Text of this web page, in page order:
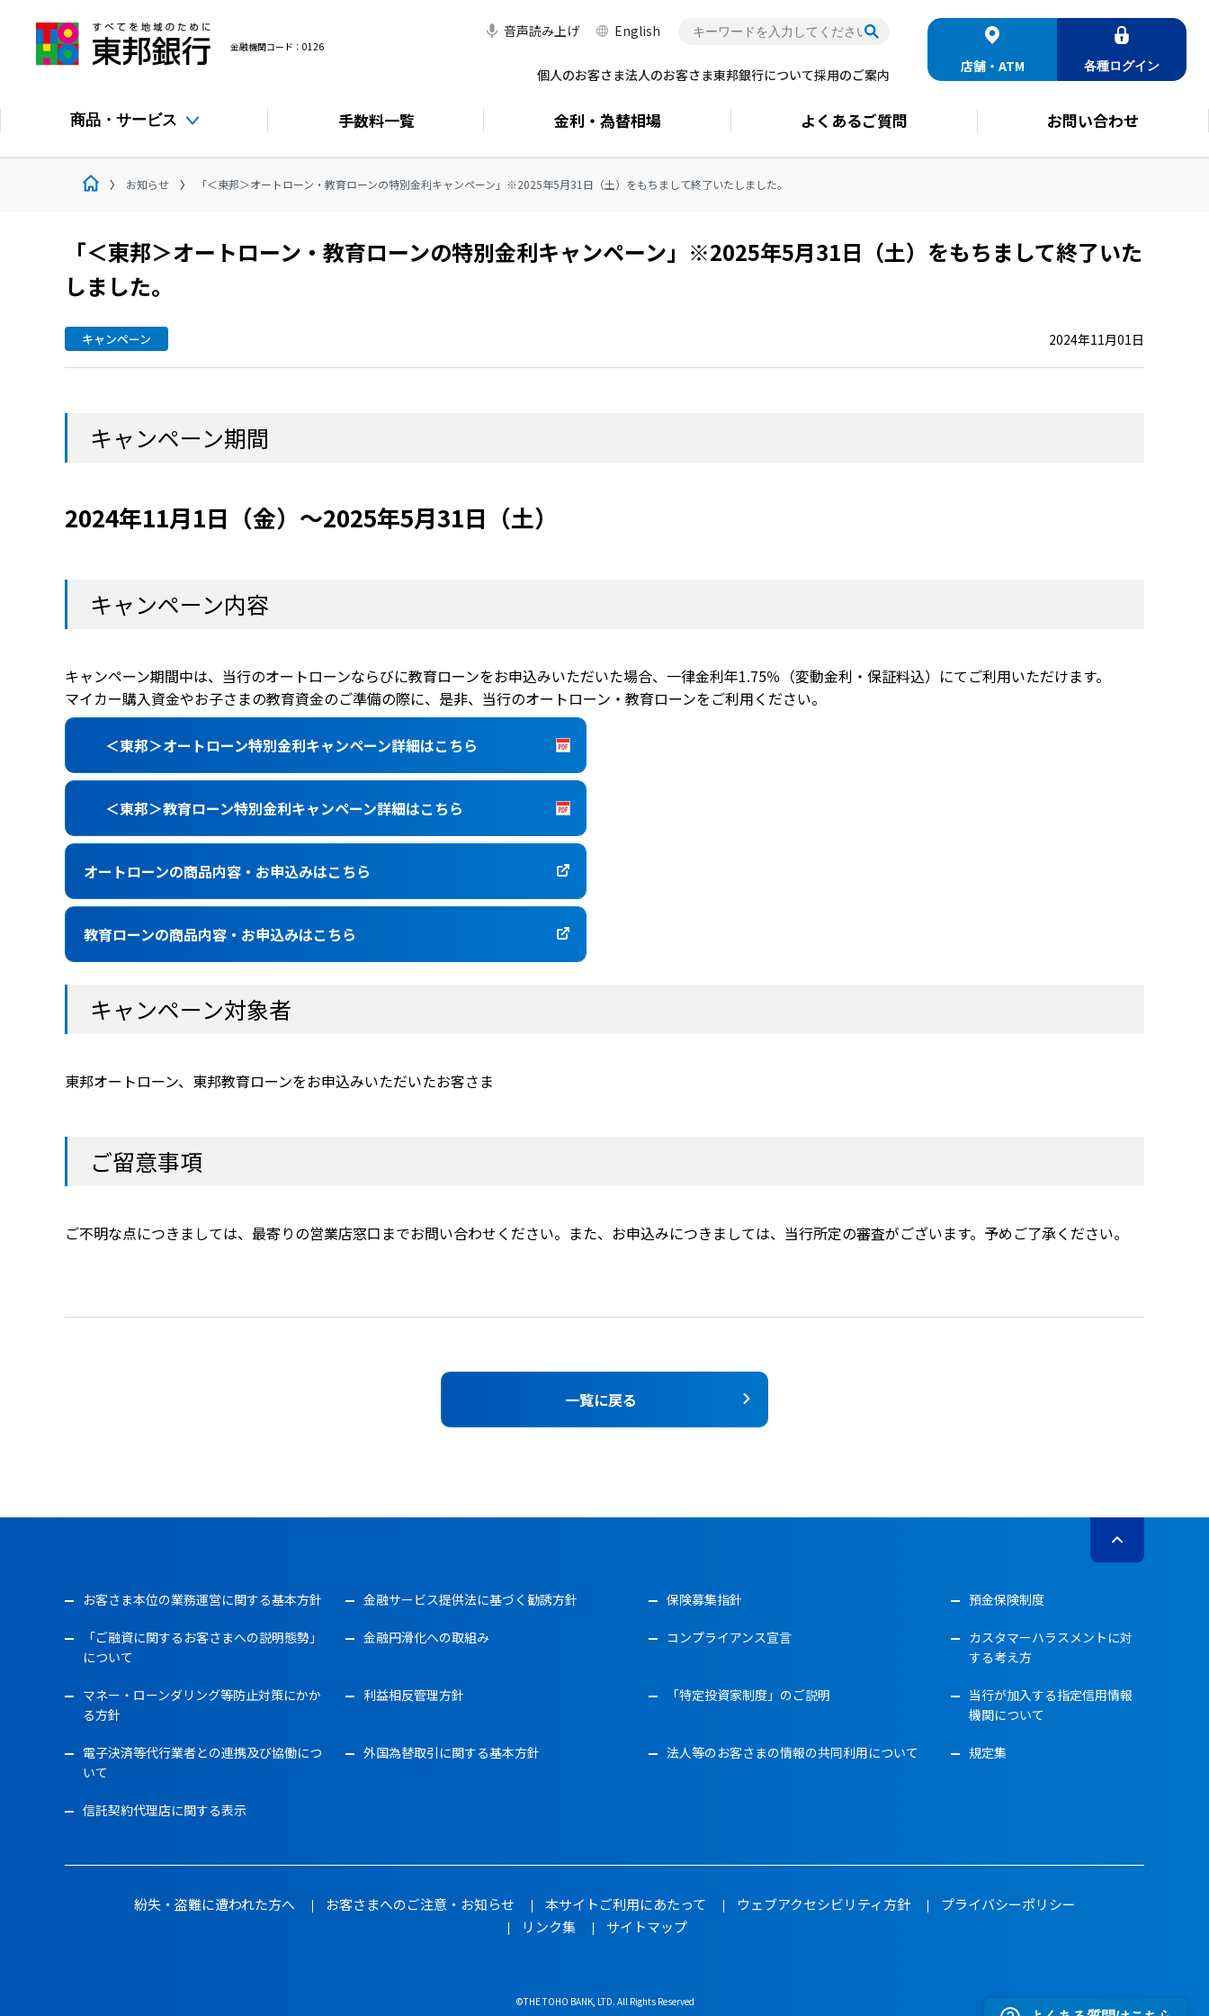
金融機関コード：0126
店舗・ATM 各種ログイン
商品・サービス 手数料一覧 金利・ 為替相場 よくあるご質問 お問い合わせ
English
音声読み上げ
個人のお客さま法人のお客さま東邦銀行について採用のご案内
お知らせ 「＜東邦＞オートローン・教育ローンの特別金利キャンペーン」※2025年5月31日（土）をもちまして終了いたしました。
「＜東邦＞オートローン・教育ローンの特別金利キャンペーン」※2025年5月31日（土）をもちまして終了いた
しました。
キャンペーン 2024年11月01日
キャンペーン期間
2024年11月1日（金）～2025年5月31日（土）
キャンペーン内容
キャンペーン期間中は、当行のオートローンならびに教育ローンをお申込みいただいた場合、一律金利年1.75％（変動金利・保証料込）にてご利用いただけます。
マイカー購入資金やお子さまの教育資金のご準備の際に、是非、当行のオートローン・教育ローンをご利用ください。
＜東邦＞オートローン特別金利キャンペーン詳細はこちら
＜東邦＞教育ローン特別金利キャンペーン詳細はこちら
オートローンの商品内容・お申込みはこちら
教育ローンの商品内容・お申込みはこちら
キャンペーン対象者
東邦オートローン、東邦教育ローンをお申込みいただいたお客さま
ご留意事項
ご不明な点につきましては、最寄りの営業店窓口までお問い合わせください。また、お申込みにつきましては、当行所定の審査がございます。予めご了承ください。
一覧に戻る
お客さま本位の業務運営に関する基本方針 金融サービス提供法に基づく勧誘方針 保険募集指針 預金保険制度
「ご融資に関するお客さまへの説明態勢」
について
金融円滑化への取組み コンプライアンス宣言
カスタマーハラスメントに対
する考え方
マネー・ローンダリング等防止対策にかか
る方針
利益相反管理方針 「特定投資家制度」のご説明
当行が加入する指定信用情報
機関について
電子決済等代行業者との連携及び協働につ
いて
外国為替取引に関する基本方針 法人等のお客さまの情報の共同利用について 規定集
信託契約代理店に関する表示
紛失・盗難に遭われた方へ お客さまへのご注意・お知らせ 本サイトご利用にあたって ウェブアクセシビリティ方針
プライバシーポリシー
リンク集
サイトマップ
©THE TOHO BANK, LTD. All Rights Reserved